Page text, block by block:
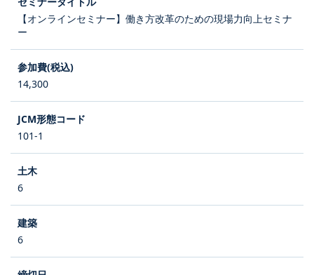
【オンラインセミナー】働き方改革のための現場力向上セミナ
ー
14,300
101-1
6
6